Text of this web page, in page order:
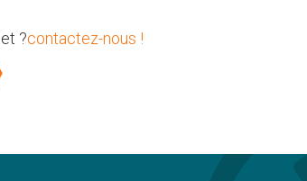
?contactez-nous !